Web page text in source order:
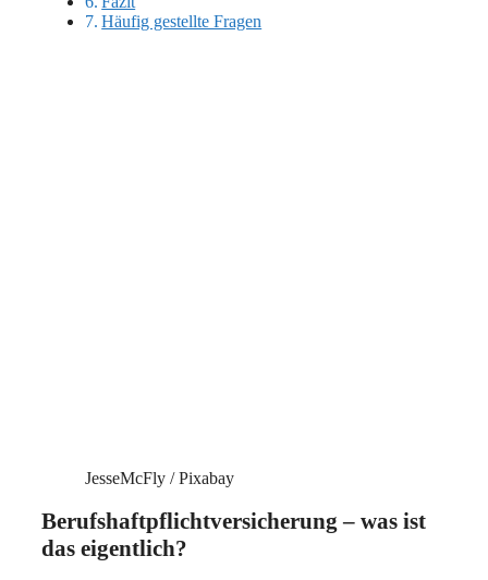
Häufig gestellte Fragen
JesseMcFly / Pixabay
Berufshaftpflichtversicherung – was ist
das eigentlich?